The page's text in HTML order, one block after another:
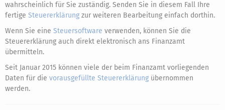
wahrscheinlich für Sie zuständig. Senden Sie in diesem Fall Ihre
fertige Steuererklärung zur weiteren Bearbeitung einfach dorthin.
Wenn Sie eine Steuersoftware verwenden, können Sie die
Steuererklärung auch direkt elektronisch ans Finanzamt
übermitteln.
Seit Januar 2015 können viele der beim Finanzamt vorliegenden
Daten für die vorausgefüllte Steuererklärung übernommen
werden.